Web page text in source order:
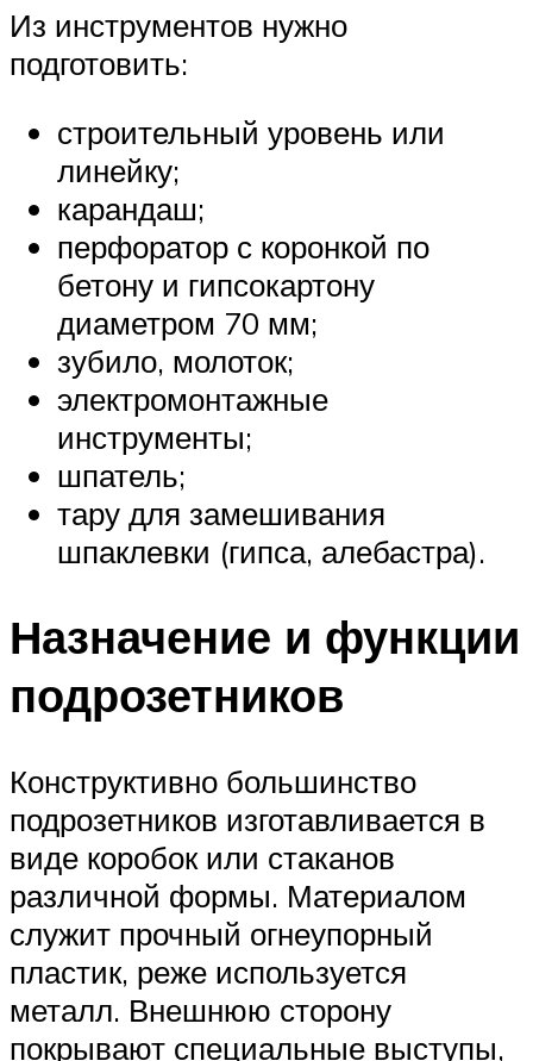
Из инструментов нужно
подготовить:
строительный уровень или
линейку;
карандаш;
перфоратор с коронкой по
бетону и гипсокартону
диаметром 70 мм;
зубило, молоток;
электромонтажные
инструменты;
шпатель;
тару для замешивания
шпаклевки (гипса, алебастра).
Назначение и функции
подрозетников
Конструктивно большинство
подрозетников изготавливается в
виде коробок или стаканов
различной формы. Материалом
служит прочный огнеупорный
пластик, реже используется
металл. Внешнюю сторону
покрывают специальные выступы,